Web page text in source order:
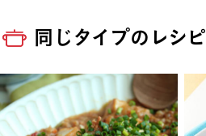
同じタイプのレシピ